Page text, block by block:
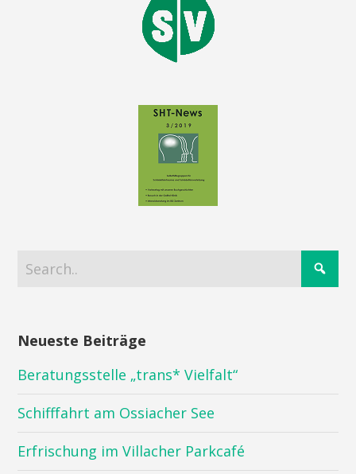
Neueste Beiträge
Beratungsstelle „trans* Vielfalt“
Schifffahrt am Ossiacher See
Erfrischung im Villacher Parkcafé